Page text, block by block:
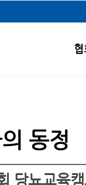
동정
당뇨교육